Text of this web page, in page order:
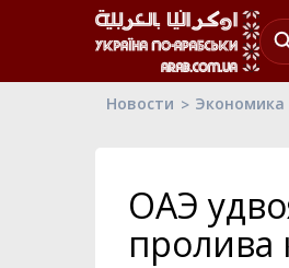
Новости Экономика
ОАЭ
пролива